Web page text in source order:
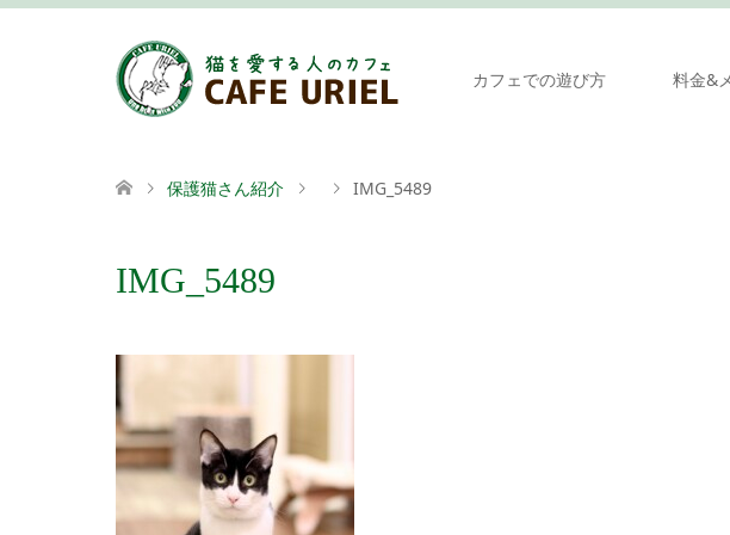
カフェでの遊び方 料金&
保護猫さん紹介 IMG_5489
IMG_5489